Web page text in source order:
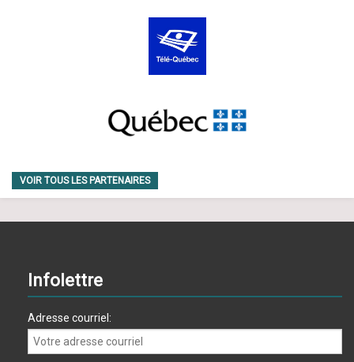
VOIR TOUS LES PARTENAIRES
Infolettre
Adresse courriel: